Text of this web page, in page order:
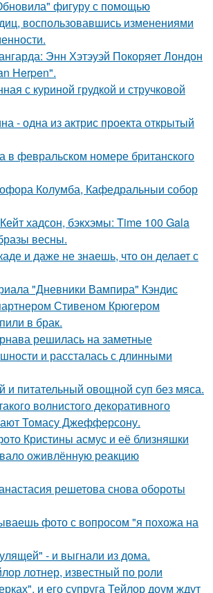
фигуру с помощью
воспользовавшись изменениями
Энн Хэтэуэй Покоряет Лондон
Herpen".
с куриной грудкой и стручковой
- одна из актрис проекта открытый
в февральском номере британского
Колумба, Кафедральныи собор
хадсон, бэкхэмы: Time 100 Gala
весны.
и даже не знаешь, что он делает с
"Дневники Вампира" Кэндис
Стивеном Крюгером
в брак.
решилась на заметные
и рассталась с длинными
и питательный овощной суп без мяса.
волнистого декоративного
Томасу Джефферсону.
Кристины асмус и её близняшки
оживлённую реакцию
решетова снова обороты
фото с вопросом "я похожа на
- и выгнали из дома.
лотнер, известный по роли
и его супруга Тейлор доум ждут